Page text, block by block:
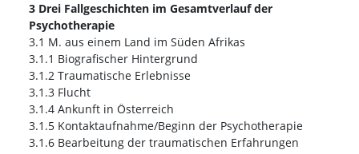
3 Drei Fallgeschichten im Gesamtverlauf der
Psychotherapie
3.1 M. aus einem Land im Süden Afrikas
3.1.1 Biografischer Hintergrund
3.1.2 Traumatische Erlebnisse
3.1.3 Flucht
3.1.4 Ankunft in Österreich
3.1.5 Kontaktaufnahme/Beginn der Psychotherapie
3.1.6 Bearbeitung der traumatischen Erfahrungen